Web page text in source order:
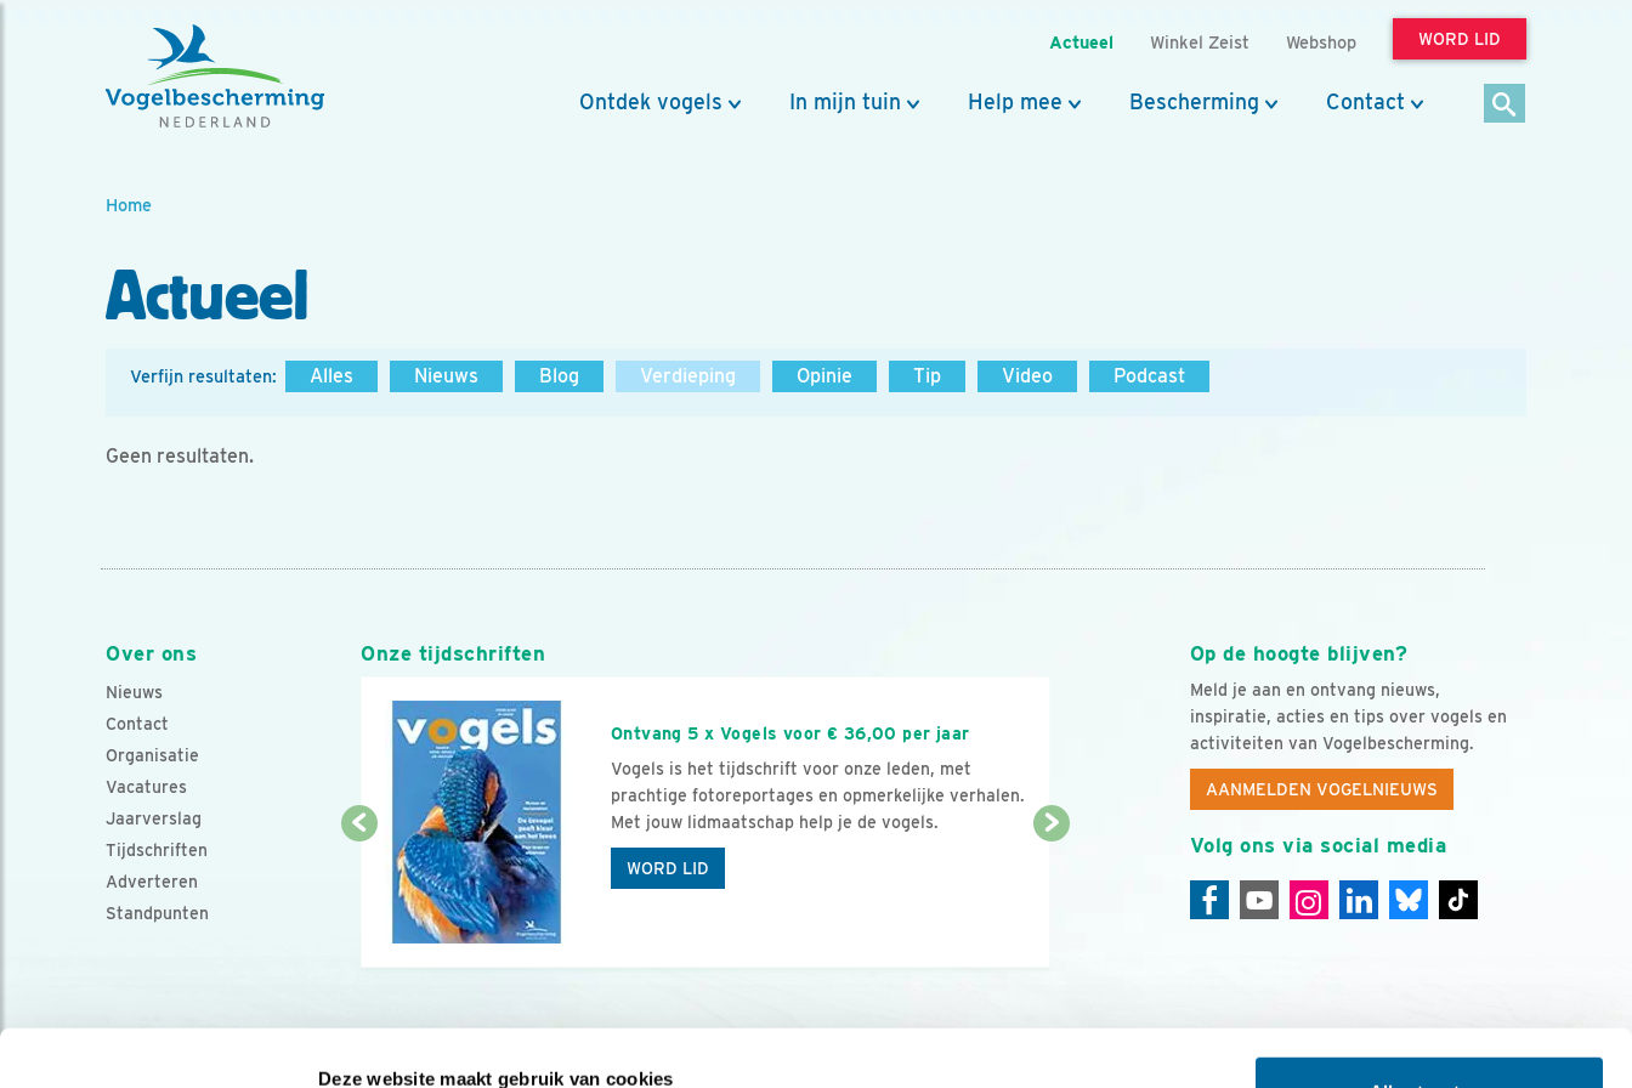
Deze website maakt gebruik van cookies
Actueel Winkel Zeist Webshop WORD LID
Ontdek vogels In mijn tuin Help mee Bescherming Contact
Home
Actueel
Verfijn resultaten: Alles Nieuws Blog Verdieping Opinie Tip Video Podcast
Geen resultaten.
Over ons
Nieuws
Contact
Organisatie
Vacatures
Jaarverslag
Tijdschriften
Adverteren
Standpunten
Op de hoogte blijven?
Meld je aan en ontvang nieuws,
inspiratie, acties en tips over vogels en
activiteiten van Vogelbescherming.
AANMELDEN VOGELNIEUWS
Volg ons via social media
Onze tijdschriften
Ontvang 5 x Vogels voor € 36,00 per jaar
Vogels is het tijdschrift voor onze leden, met
prachtige fotoreportages en opmerkelijke verhalen.
Met jouw lidmaatschap help je de vogels.
WORD LID